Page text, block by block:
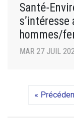
Santé-
hommes/
MAR 27 JUIL
«